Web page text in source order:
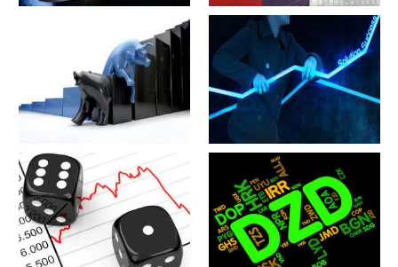
军工股[隆盛科技](300680)的公
军工股[钢研高纳](300034)的公
司详细资料
军工股[--](002335)的公司详细
资料
军工股[华自科技](300490)的公
司详细资料